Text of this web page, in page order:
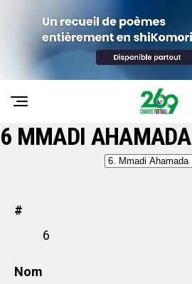
6 MMADI AHAMADA
#
6
Nom